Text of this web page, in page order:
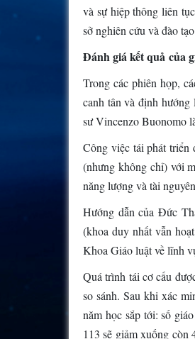
và sự hiệp thông liên
sở nghiên cứu và đào
Đánh giá kết quả của
Trong các phiên họp,
canh tân và định
sư Vincenzo Buonomo
Công việc tái phát triển
(nhưng không chỉ) với
năng lượng và tài
Hướng dẫn của Đức
(khoa duy nhất vẫn
Khoa Giáo luật về lĩnh
Quá trình tái cơ cấu
so sánh. Sau khi xác
năm học sắp tới: số
113 sẽ giảm xuống